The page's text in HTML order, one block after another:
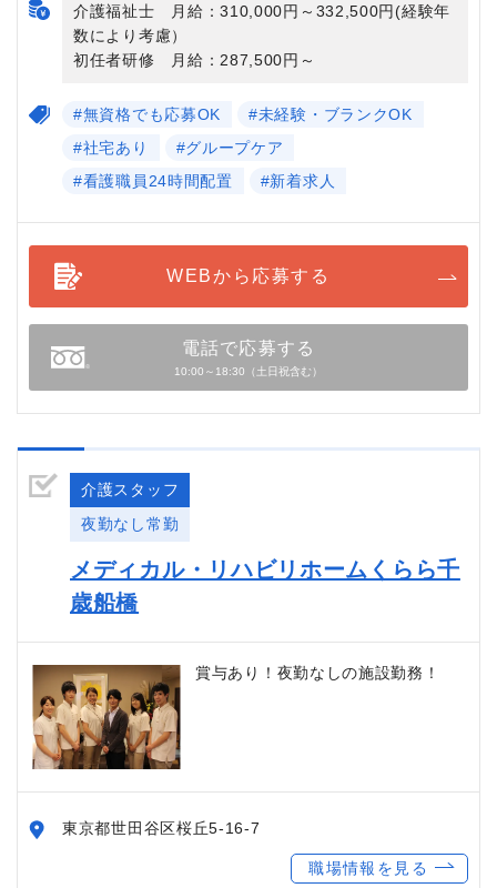
介護福祉士 月給：310,000円～332,500円(経験年
数により考慮）
初任者研修 月給：287,500円～
#無資格でも応募OK
#未経験・ブランクOK
#社宅あり
#グループケア
#看護職員24時間配置
#新着求人
WEBから応募する
電話で応募する
10:00～18:30（土日祝含む）
介護スタッフ
夜勤なし常勤
メディカル・リハビリホームくらら千
歳船橋
賞与あり！夜勤なしの施設勤務！
東京都世田谷区桜丘5-16-7
職場情報を見る